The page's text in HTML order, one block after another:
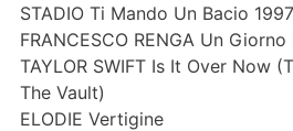
STADIO Ti Mando Un Bacio 1997
FRANCESCO RENGA Un
TAYLOR SWIFT Is It Over Now
The Vault)
ELODIE Vertigine